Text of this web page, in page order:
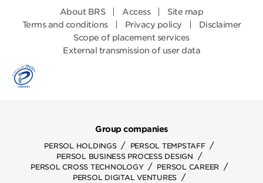
About BRS Access
Site map
Terms and conditions
Privacy policy
Disclaimer
Scope of placement services
External transmission of user data
Group companies
PERSOL HOLDINGS / PERSOL TEMPSTAFF /
PERSOL BUSINESS PROCESS DESIGN /
PERSOL CROSS TECHNOLOGY / PERSOL CAREER /
PERSOL DIGITAL VENTURES /